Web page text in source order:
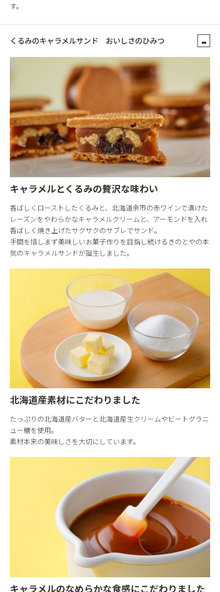
す。
くるみのキャラメルサンド おいしさのひみつ
キャラメルとくるみの贅沢な味わい
香ばしくローストしたくるみと、北海道余市の赤ワインで漬けた
レーズンをやわらかなキャラメルクリームと、アーモンドを入れ
香ばしく焼き上げたサクサクのサブレでサンド。
手間を惜しまず美味しいお菓子作りを目指し続けるきのとやの本
気のキャラメルサンドが誕生しました。
北海道産素材にこだわりました
たっぷりの北海道産バターと北海道産生クリームやビートグラニ
ュー糖を使用。
素材本来の美味しさを大切にしています。
キャラメルのなめらかな食感にこだわりました